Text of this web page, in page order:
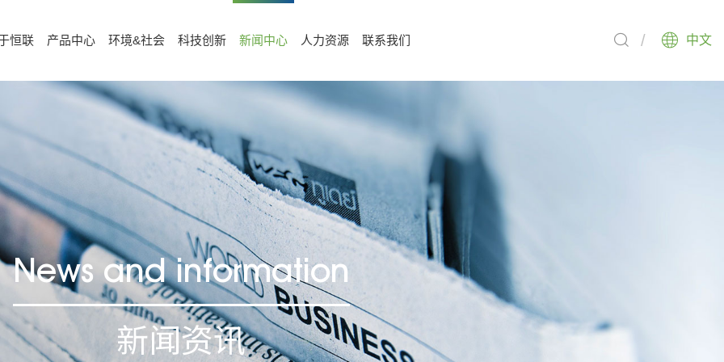
中文
恒联 产品中心 环境&社会 科技创新 新闻中心 人力资源 联系我们
News and information
新闻资讯